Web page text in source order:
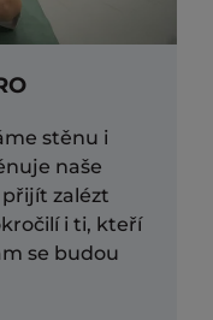
stěnu i
naše
přijít zalézt
i ti, kteří
se budou